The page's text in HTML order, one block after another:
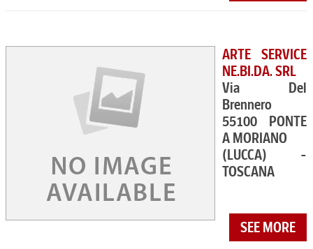
ARTE SERVICE
NE.BI.DA. SRL
Via Del
Brennero
55100 PONTE
A MORIANO
(LUCCA) -
TOSCANA
SEE MORE